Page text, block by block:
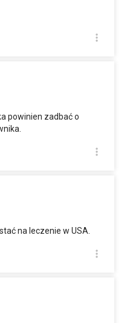
powinien zadbać o
na leczenie w USA.